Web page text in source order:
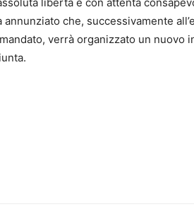
che, successivamente
verrà organizzato un nuovo